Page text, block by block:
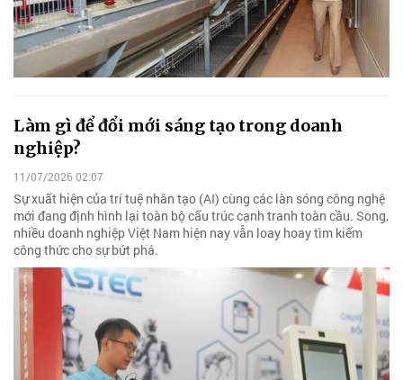
Làm gì để đổi mới sáng tạo trong doanh
nghiệp?
11/07/2026 02:07
Sự xuất hiện của trí tuệ nhân tạo (AI) cùng các làn sóng công nghệ
mới đang định hình lại toàn bộ cấu trúc cạnh tranh toàn cầu. Song,
nhiều doanh nghiệp Việt Nam hiện nay vẫn loay hoay tìm kiếm
công thức cho sự bứt phá.